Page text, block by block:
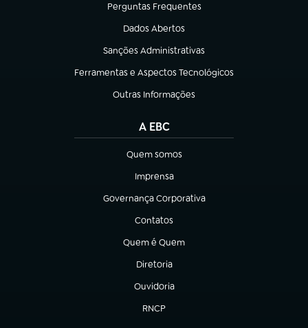
Perguntas Frequentes
(abre em nova aba)
Dados Abertos
(abre em nova aba)
Sanções Administrativas
(abre em nova aba)
Ferramentas e Aspectos Tecnológicos
(abre em nova aba)
Outras Informações
(abre em nova aba)
A EBC
Quem somos
(abre em nova aba)
Imprensa
(abre em nova aba)
Governança Corporativa
(abre em nova aba)
Contatos
(abre em nova aba)
Quem é Quem
(abre em nova aba)
Diretoria
(abre em nova aba)
Ouvidoria
(abre em nova aba)
RNCP
(abre em nova aba)